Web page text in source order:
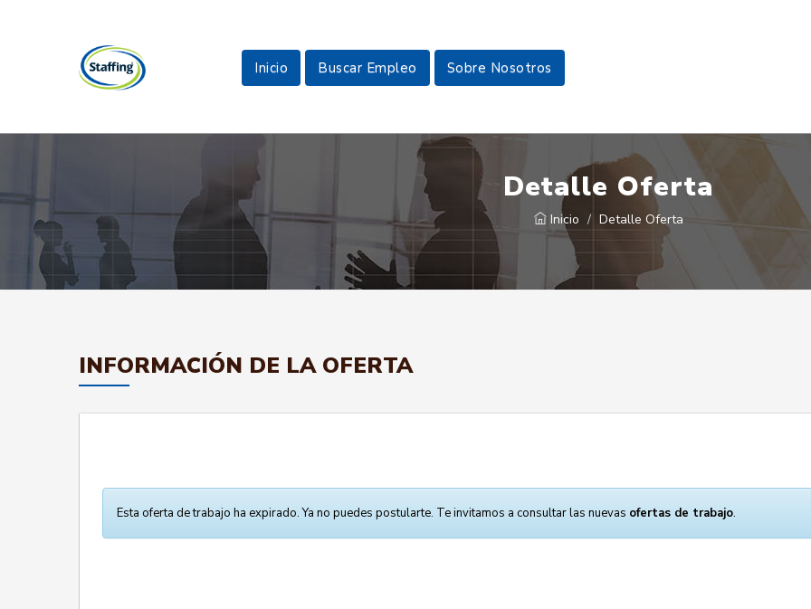
Inicio Buscar Empleo Sobre Nosotros
Detalle Oferta
Inicio Detalle Oferta
INFORMACIÓN DE LA OFERTA
Esta oferta de trabajo ha expirado. Ya no puedes postularte. Te invitamos a consultar las nuevas ofertas de trabajo.